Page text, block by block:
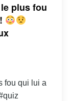
plus fou
fou qui lui a